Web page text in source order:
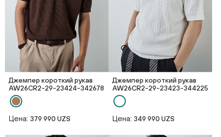
Джемпер короткий рукав
AW26CR2-29-23424-342678
Цена: 379 990 UZS
Джемпер короткий рукав
AW26CR2-29-23423-344225
Цена: 349 990 UZS